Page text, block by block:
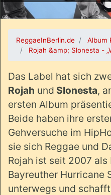
ReggaeInBerlin.de
Album
Rojah &amp; Slonesta -
Das Label hat sich
Rojah und Slonesta,
ersten Album
Beide haben ihre
Gehversuche im
sie sich Reggae und
Rojah ist seit 2007 als
Bayreuther Hurricane
unterwegs und